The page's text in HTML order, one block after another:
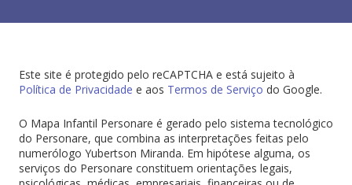
Este site é protegido pelo reCAPTCHA e está sujeito à
Política de Privacidade e aos Termos de Serviço do Google.
O Mapa Infantil Personare é gerado pelo sistema tecnológico
do Personare, que combina as interpretações feitas pelo
numerólogo Yubertson Miranda. Em hipótese alguma, os
serviços do Personare constituem orientações legais,